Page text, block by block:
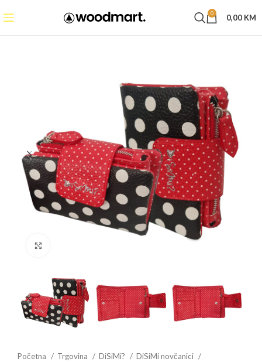
0 0,00 KM
Početna Trgovina DiSiMi?
DiSiMi novčanici